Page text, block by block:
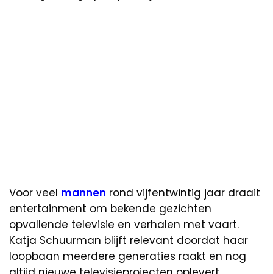
Voor veel mannen rond vijfentwintig jaar draait
entertainment om bekende gezichten
opvallende televisie en verhalen met vaart.
Katja Schuurman blijft relevant doordat haar
loopbaan meerdere generaties raakt en nog